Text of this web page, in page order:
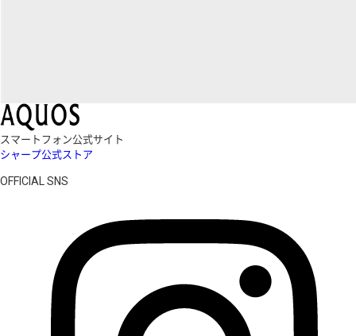
スマートフォン公式サイト
シャープ公式ストア
OFFICIAL SNS